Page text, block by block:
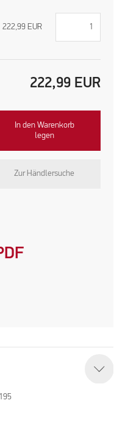
222,99 EUR
222,99 EUR
In den Warenkorb
legen
Zur Händlersuche